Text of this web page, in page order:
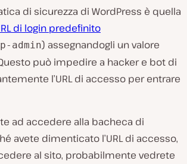
di sicurezza di WordPress è quella
di login predefinito
admin) assegnandogli un valore
può impedire a hacker e bot di
l’URL di accesso per entrare
ad accedere alla bacheca di
avete dimenticato l’URL di accesso,
al sito, probabilmente vedrete